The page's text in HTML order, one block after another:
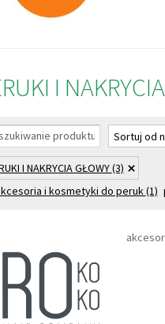
I
I NAKRYCIA GŁOWY(3)
i kosmetyki do peruk(1)